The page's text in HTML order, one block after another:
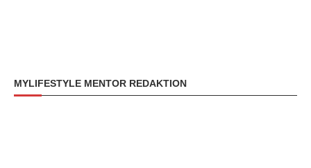
MYLIFESTYLE MENTOR REDAKTION